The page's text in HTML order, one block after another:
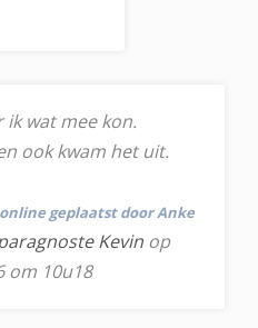
ik wat mee kon.
ook kwam het uit.
online geplaatst door Anke
Kevin op
om 10u18